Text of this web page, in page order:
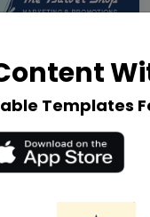
Templates